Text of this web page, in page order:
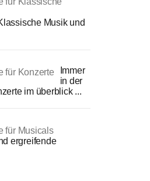
Musik und
Immer
in der
im überblick ...
ergreifende